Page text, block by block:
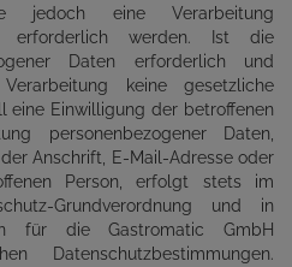
jedoch eine Verarbeitung
erforderlich werden. Ist die
Daten erforderlich und
keine gesetzliche
eine Einwilligung der betroffenen
personenbezogener Daten,
Anschrift, E-Mail-Adresse oder
Person, erfolgt stets im
Grundverordnung und in
für die Gastromatic GmbH
Datenschutzbestimmungen.